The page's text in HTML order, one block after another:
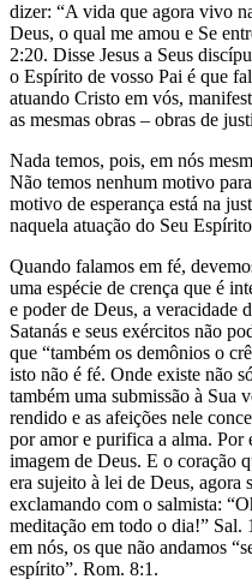
dizer: “A vida que agora vivo
Deus, o qual me amou e Se
2:20. Disse Jesus a Seus
o Espírito de vosso Pai é que
atuando Cristo em vós,
as mesmas obras – obras de
Nada temos, pois, em nós
Não temos nenhum motivo
motivo de esperança está na
naquela atuação do Seu
Quando falamos em fé,
uma espécie de crença que é
e poder de Deus, a veracidade
Satanás e seus exércitos não
que “também os demônios o
isto não é fé. Onde existe não
também uma submissão à Sua
rendido e as afeições nele
por amor e purifica a alma. Por
imagem de Deus. E o coração
era sujeito à lei de Deus, agora
exclamando com o salmista:
meditação em todo o dia!” Sal.
em nós, os que não andamos
espírito”. Rom. 8:1.